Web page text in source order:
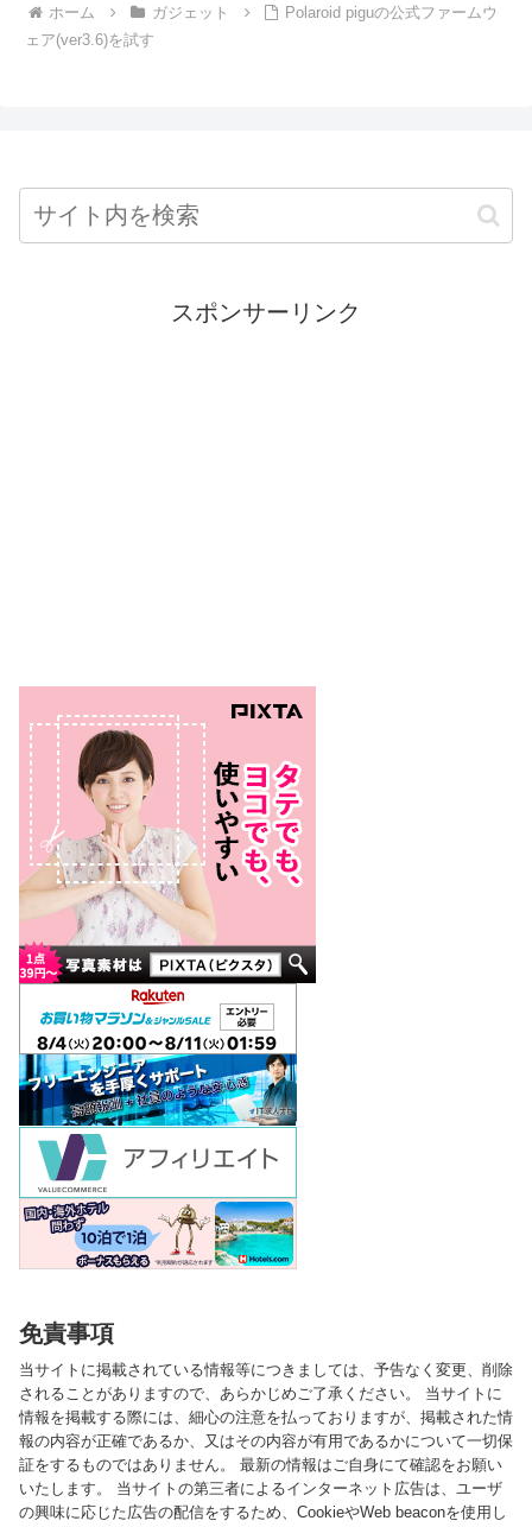
ホーム ガジェット
Polaroid piguの公式ファームウ
ェア(ver3.6)を試す
スポンサーリンク
免責事項
当サイトに掲載されている情報等につきましては、予告なく変更、削除
されることがありますので、あらかじめご了承ください。 当サイトに
情報を掲載する際には、細心の注意を払っておりますが、掲載された情
報の内容が正確であるか、又はその内容が有用であるかについて一切保
証をするものではありません。 最新の情報はご自身にて確認をお願い
いたします。 当サイトの第三者によるインターネット広告は、ユーザ
の興味に応じた広告の配信をするため、CookieやWeb beaconを使用し